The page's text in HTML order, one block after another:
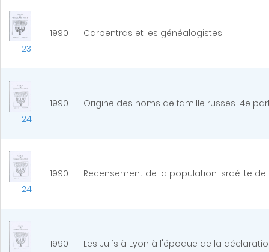
23
1990 Carpentras et les généalogistes.
24
1990 Origine des noms de famille russes. 4e
24
1990 Recensement de la population israélite de
1990 Les Juifs à Lyon à l'époque de la